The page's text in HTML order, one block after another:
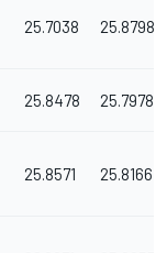
25.7038 25.8798
25.8478 25.7978
25.8571 25.8166